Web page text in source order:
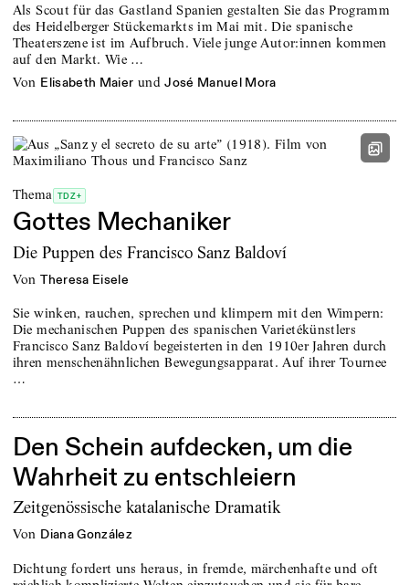
Als Scout für das Gastland Spanien gestalten Sie das Programm
des Heidelberger Stückemarkts im Mai mit. Die spanische
Theaterszene ist im Aufbruch. Viele junge Autor:innen kommen
auf den Markt. Wie …
von Elisabeth Maier und José Manuel Mora
Thema TDZ+
Gottes Mechaniker
Die Puppen des Francisco Sanz Baldoví
von Theresa Eisele
Sie winken, rauchen, sprechen und klimpern mit den Wimpern:
Die mechanischen Puppen des spanischen Varietékünstlers
Francisco Sanz Baldoví begeisterten in den 1910er Jahren durch
ihren menschenähnlichen Bewegungsapparat. Auf ihrer Tournee
…
Den Schein aufdecken, um die
Wahrheit zu entschleiern
Zeitgenössische katalanische Dramatik
von Diana González
Dichtung fordert uns heraus, in fremde, märchenhafte und oft